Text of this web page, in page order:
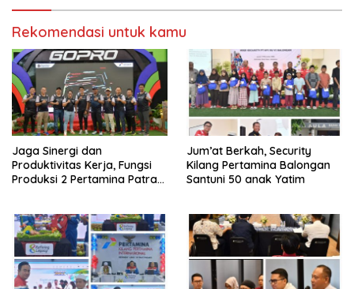
Rekomendasi untuk kamu
Jaga Sinergi dan
Produktivitas Kerja, Fungsi
Produksi 2 Pertamina Patra
Jum’at Berkah, Security
Kilang Pertamina Balongan
Santuni 50 anak Yatim